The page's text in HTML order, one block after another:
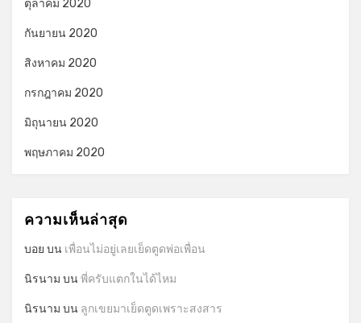
ตุลาคม 2020
กันยายน 2020
สิงหาคม 2020
กรกฎาคม 2020
มิถุนายน 2020
พฤษภาคม 2020
ความเห็นล่าสุด
บอย บน เพื่อนไม่อยู่เลยเย็ดตูดพ่อเพื่อน
นิรนาม บนพี่ครับแตกในได้ไหม
นิรนาม บน ลูกเขยมาเย็ดตูดเพราะสงสาร